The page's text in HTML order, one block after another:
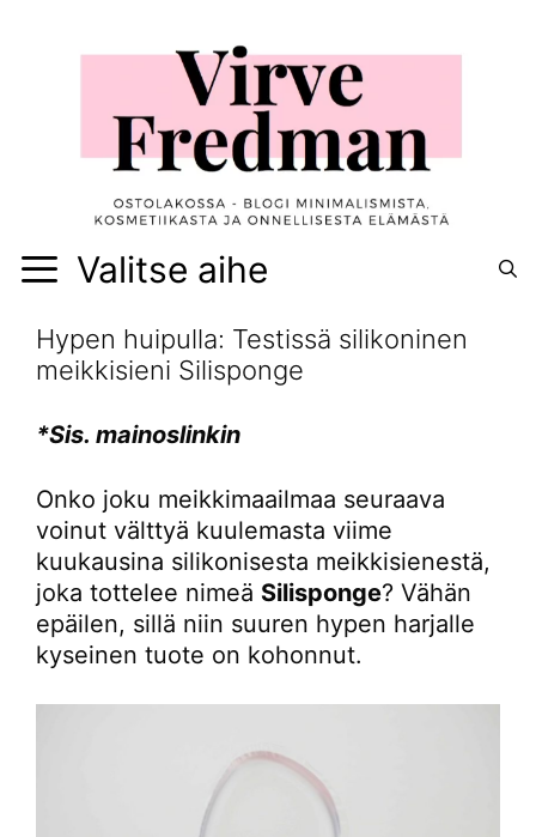
Valitse aihe
Hypen huipulla: Testissä silikoninen
meikkisieni Silisponge
*Sis. mainoslinkin
Onko joku meikkimaailmaa seuraava
voinut välttyä kuulemasta viime
kuukausina silikonisesta meikkisienestä,
joka tottelee nimeä Silisponge? Vähän
epäilen, sillä niin suuren hypen harjalle
kyseinen tuote on kohonnut.